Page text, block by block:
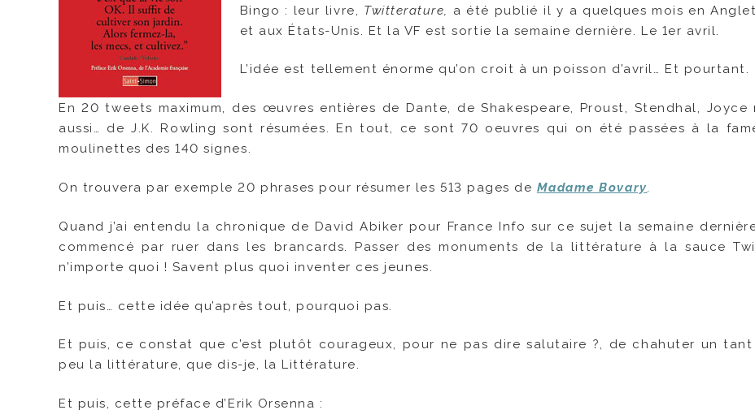
Bingo : leur livre, Twitterature, a été publié il y a quelques mois en
et aux États-Unis. Et la VF est sortie la semaine dernière. Le 1er avril.
L’idée est tellement énorme qu’on croit à un poisson d’avril… Et pourtant.
En 20 tweets maximum, des œuvres entières de Dante, de Shakespeare, Proust, Stendhal, Joyce
aussi… de J.K. Rowling sont résumées. En tout, ce sont 70 oeuvres qui on été passées à la
moulinettes des 140 signes.
On trouvera par exemple 20 phrases pour résumer les 513 pages de Madame Bovary.
Quand j’ai entendu la chronique de David Abiker pour France Info sur ce sujet la semaine
commencé par ruer dans les brancards. Passer des monuments de la littérature à la sauce
n’importe quoi ! Savent plus quoi inventer ces jeunes.
Et puis… cette idée qu’après tout, pourquoi pas.
Et puis, ce constat que c’est plutôt courageux, pour ne pas dire salutaire ?, de chahuter un
peu la littérature, que dis-je, la Littérature.
Et puis, cette préface d’Erik Orsenna :